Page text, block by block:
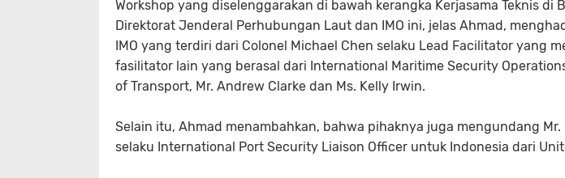
Workshop yang diselenggarakan di bawah kerangka Kerjasama Teknis di
Direktorat Jenderal Perhubungan Laut dan IMO ini, jelas Ahmad,
IMO yang terdiri dari Colonel Michael Chen selaku Lead Facilitator yang
fasilitator lain yang berasal dari International Maritime Security
of Transport, Mr. Andrew Clarke dan Ms. Kelly Irwin.
Selain itu, Ahmad menambahkan, bahwa pihaknya juga mengundang Mr.
selaku International Port Security Liaison Officer untuk Indonesia dari